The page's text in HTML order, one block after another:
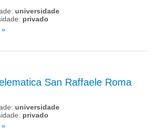
universidade
privado
»
San Raffaele Roma
universidade
privado
»